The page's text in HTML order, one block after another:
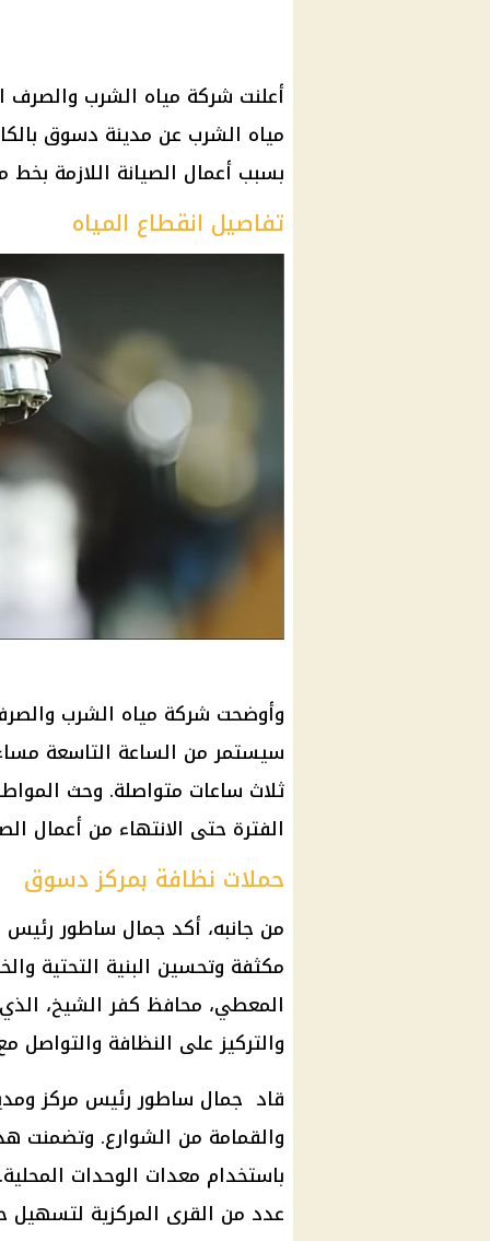
أعلنت شركة مياه الشرب
بسبب أعمال الصيانة اللازمة بخط
تفاصيل انقطاع المياه
وأوضحت شركة مياه الشرب
سيستمر من الساعة التاسعة
ثلاث ساعات متواصلة. وحث
الفترة حتى الانتهاء من أعمال
حملات نظافة بمركز دسوق
من جانبه، أكد جمال ساطور
مكثفة وتحسين البنية التحتية
المعطي، محافظ كفر الشيخ،
والتركيز على النظافة والتواصل
قاد جمال ساطور رئيس مركز
والقمامة من الشوارع. وتضمنت
باستخدام معدات الوحدات
عدد من القرى المركزية لتسهيل